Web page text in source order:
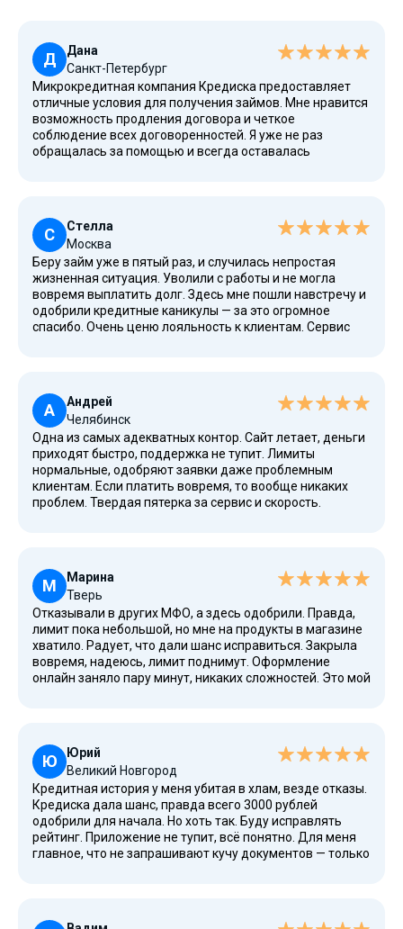
Д
Дана
Санкт-Петербург
Микрокредитная компания Кредиска предоставляет
отличные условия для получения займов. Мне нравится
возможность продления договора и четкое
соблюдение всех договоренностей. Я уже не раз
обращалась за помощью и всегда оставалась
С
Стелла
Москва
Беру займ уже в пятый раз, и случилась непростая
жизненная ситуация. Уволили с работы и не могла
вовремя выплатить долг. Здесь мне пошли навстречу и
одобрили кредитные каникулы — за это огромное
спасибо. Очень ценю лояльность к клиентам. Сервис
даже при просрочке. Никому не звонят, просто
отправляют уведомления. В целом, организация
надежная.
А
Андрей
Челябинск
Одна из самых адекватных контор. Сайт летает, деньги
приходят быстро, поддержка не тупит. Лимиты
нормальные, одобряют заявки даже проблемным
клиентам. Если платить вовремя, то вообще никаких
проблем. Твердая пятерка за сервис и скорость.
М
Марина
Тверь
Отказывали в других МФО, а здесь одобрили. Правда,
лимит пока небольшой, но мне на продукты в магазине
хватило. Радует, что дали шанс исправиться. Закрыла
вовремя, надеюсь, лимит поднимут. Оформление
онлайн заняло пару минут, никаких сложностей. Это мой
Ю
Юрий
Великий Новгород
Кредитная история у меня убитая в хлам, везде отказы.
Кредиска дала шанс, правда всего 3000 рублей
одобрили для начала. Но хоть так. Буду исправлять
рейтинг. Приложение не тупит, всё понятно. Для меня
главное, что не запрашивают кучу документов — только